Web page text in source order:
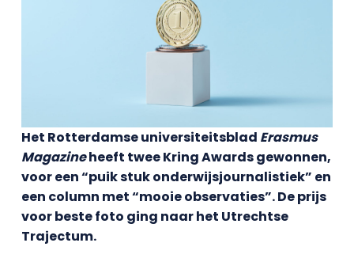
Het Rotterdamse universiteitsblad Erasmus
Magazineheeft twee Kring Awards gewonnen,
voor een “puik stuk onderwijsjournalistiek” en
een column met “mooie observaties”. De prijs
voor beste foto ging naar het Utrechtse
Trajectum.